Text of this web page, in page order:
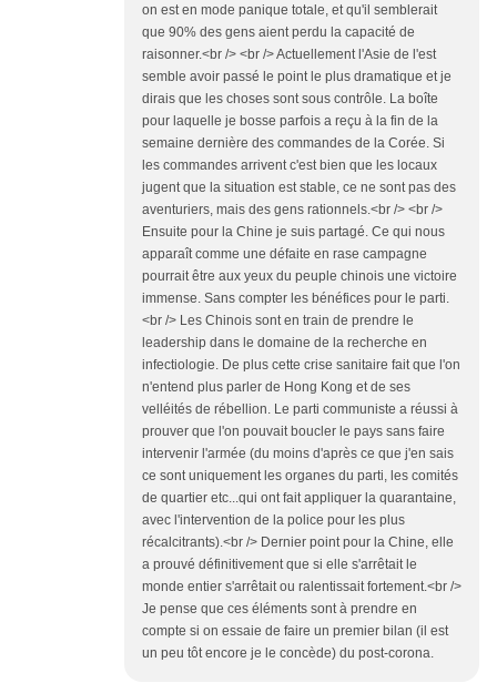
on est en mode panique totale, et qu'il semblerait
que 90% des gens aient perdu la capacité de
raisonner.<br /> <br /> Actuellement l'Asie de l'est
semble avoir passé le point le plus dramatique et je
dirais que les choses sont sous contrôle. La boîte
pour laquelle je bosse parfois a reçu à la fin de la
semaine dernière des commandes de la Corée. Si
les commandes arrivent c'est bien que les locaux
jugent que la situation est stable, ce ne sont pas des
aventuriers, mais des gens rationnels.<br /> <br />
Ensuite pour la Chine je suis partagé. Ce qui nous
apparaît comme une défaite en rase campagne
pourrait être aux yeux du peuple chinois une victoire
immense. Sans compter les bénéfices pour le parti.
<br /> Les Chinois sont en train de prendre le
leadership dans le domaine de la recherche en
infectiologie. De plus cette crise sanitaire fait que l'on
n'entend plus parler de Hong Kong et de ses
velléités de rébellion. Le parti communiste a réussi à
prouver que l'on pouvait boucler le pays sans faire
intervenir l'armée (du moins d'après ce que j'en sais
ce sont uniquement les organes du parti, les comités
de quartier etc...qui ont fait appliquer la quarantaine,
avec l'intervention de la police pour les plus
récalcitrants).<br /> Dernier point pour la Chine, elle
a prouvé définitivement que si elle s'arrêtait le
monde entier s'arrêtait ou ralentissait fortement.<br />
Je pense que ces éléments sont à prendre en
compte si on essaie de faire un premier bilan (il est
un peu tôt encore je le concède) du post-corona.